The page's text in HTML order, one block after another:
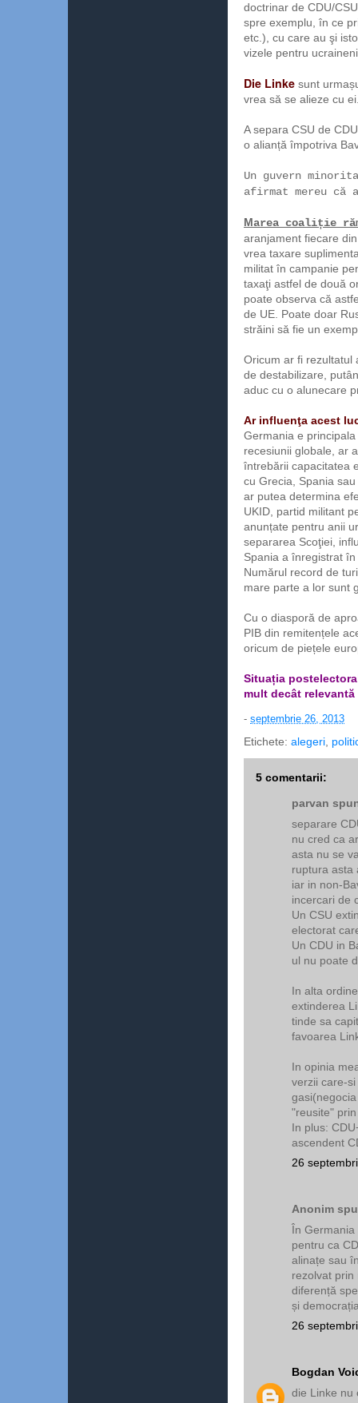
doctrinar de CDU/
spre exemplu, în ce
etc.), cu care au şi
vizele pentru
Die Linke sunt
vrea să se alieze cu
A separa CSU de
o alianță împotriva
Un guvern
afirmat mereu că
Marea coaliție
aranjament fiecare
vrea taxare
militat în campanie
taxaţi astfel de două
poate observa că
de UE. Poate doar
străini să fie un
Oricum ar fi rezultatul
de destabilizare,
aduc cu o alunecare
Ar influenţa acest
Germania e
recesiunii globale, ar
întrebării capacitatea
cu Grecia, Spania
ar putea determina
UKID, partid militant
anunțate pentru anii
separarea Scoţiei,
Spania a înregistrat
Numărul record de
mare parte a lor sunt
Cu o diasporă de
PIB din remitențele
oricum de piețele
Situația
mult decât
- septembrie 26, 2013
Etichete: alegeri
5 comentarii:
parvan
separare
nu cred ca
asta nu se
ruptura asta
iar in non-
incercari de
Un CSU
electorat
Un CDU in
ul nu poate
In alta
extinderea
tinde sa
favoarea
In opinia
verzii care-
"reusite"
In plus:
ascendent
26
Anonim
În
pentru ca
alinațe sau
rezolvat prin
diferență
și
26
Bogdan
die Linke nu